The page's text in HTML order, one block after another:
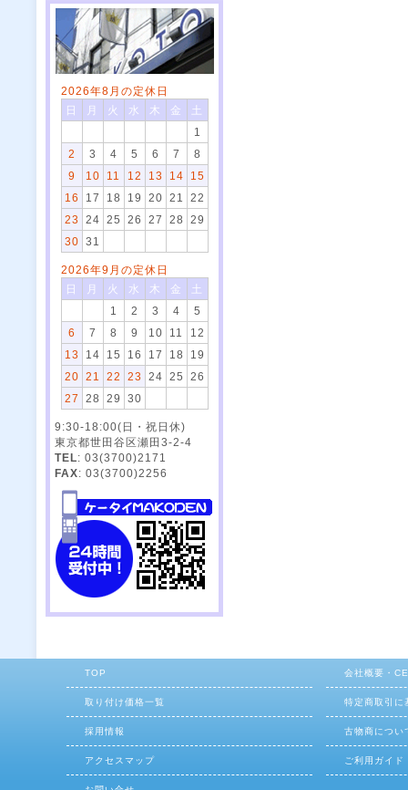
2026年8月の定休日
日
月 火 水 木 金
土
1
2
3 4 5 6 7
8
9
10 11 12 13 14
15
16
17 18 19 20 21
22
23
24 25 26 27 28
29
30
31
2026年9月の定休日
日
月 火 水 木 金
土
1
2 3 4
5
6
7 8 9 10 11
12
13
14 15 16 17 18
19
20
21 22 23 24 25
26
27
28 29 30
9:30-18:00(日・祝日休)
東京都世田谷区瀬田3-2-4
TEL: 03(3700)2171
FAX: 03(3700)2256
TOP 会社概要・
取り付け価格一覧 特定商取引に
採用情報 古物商につい
アクセスマップ ご利用ガイド